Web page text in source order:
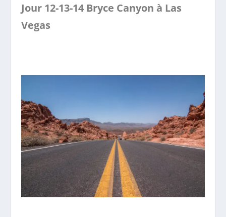
Jour 12-13-14 Bryce Canyon à Las
Vegas